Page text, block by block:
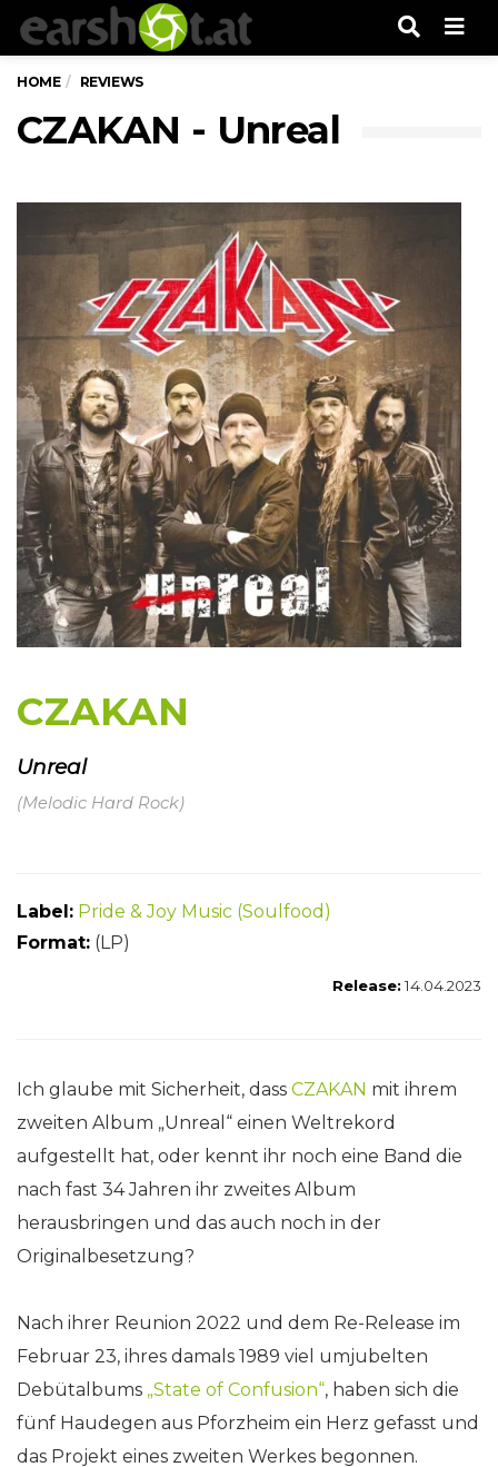
HOME REVIEWS
CZAKAN - Unreal
CZAKAN
Unreal
(Melodic Hard Rock)
Label: Pride & Joy Music (Soulfood)
Format: (LP)
Release:14.04.2023
Ich glaube mit Sicherheit, dass CZAKAN mit ihrem
zweiten Album „Unreal“ einen Weltrekord
aufgestellt hat, oder kennt ihr noch eine Band die
nach fast 34 Jahren ihr zweites Album
herausbringen und das auch noch in der
Originalbesetzung?
Nach ihrer Reunion 2022 und dem Re-Release im
Februar 23, ihres damals 1989 viel umjubelten
Debütalbums „State of Confusion“, haben sich die
fünf Haudegen aus Pforzheim ein Herz gefasst und
das Projekt eines zweiten Werkes begonnen.